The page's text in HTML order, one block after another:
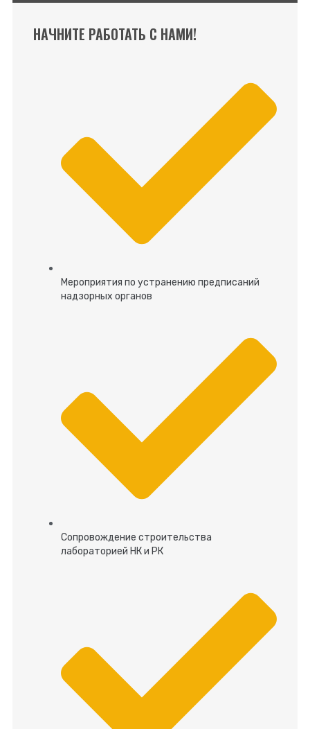
НАЧНИТЕ РАБОТАТЬ С НАМИ!
Мероприятия по устранению предписаний
надзорных органов
Сопровождение строительства
лабораторией НК и РК